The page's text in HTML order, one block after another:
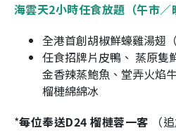
海雲天2小時任食放題（午市／
全港首創胡椒鮮蠔雞湯翅（
任食招牌片皮鴨、 蒸原隻
金香辣蒸鮑魚、堂弄火焰
榴槤綿綿冰
*每位奉送D24 榴槤蓉一客 （